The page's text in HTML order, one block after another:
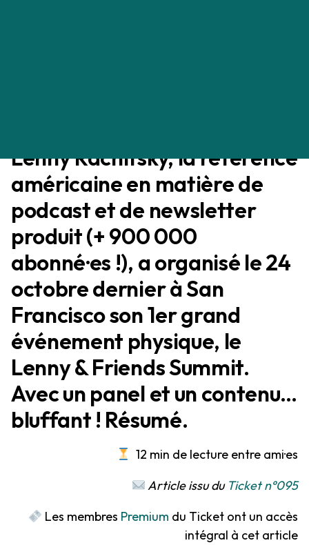
Lenny Rachitsky, la référence
américaine en matière de
podcast et de newsletter
produit (+ 900 000
abonné·es !), a organisé le 24
octobre dernier à San
Francisco son 1er grand
événement physique, le
Lenny & Friends Summit.
Avec un panel et un contenu…
bluffant ! Résumé.
12 min de lecture entre ami·es
Article issu du Ticket n°095
Les membres Premium du Ticket ont un accès
intégral à cet article